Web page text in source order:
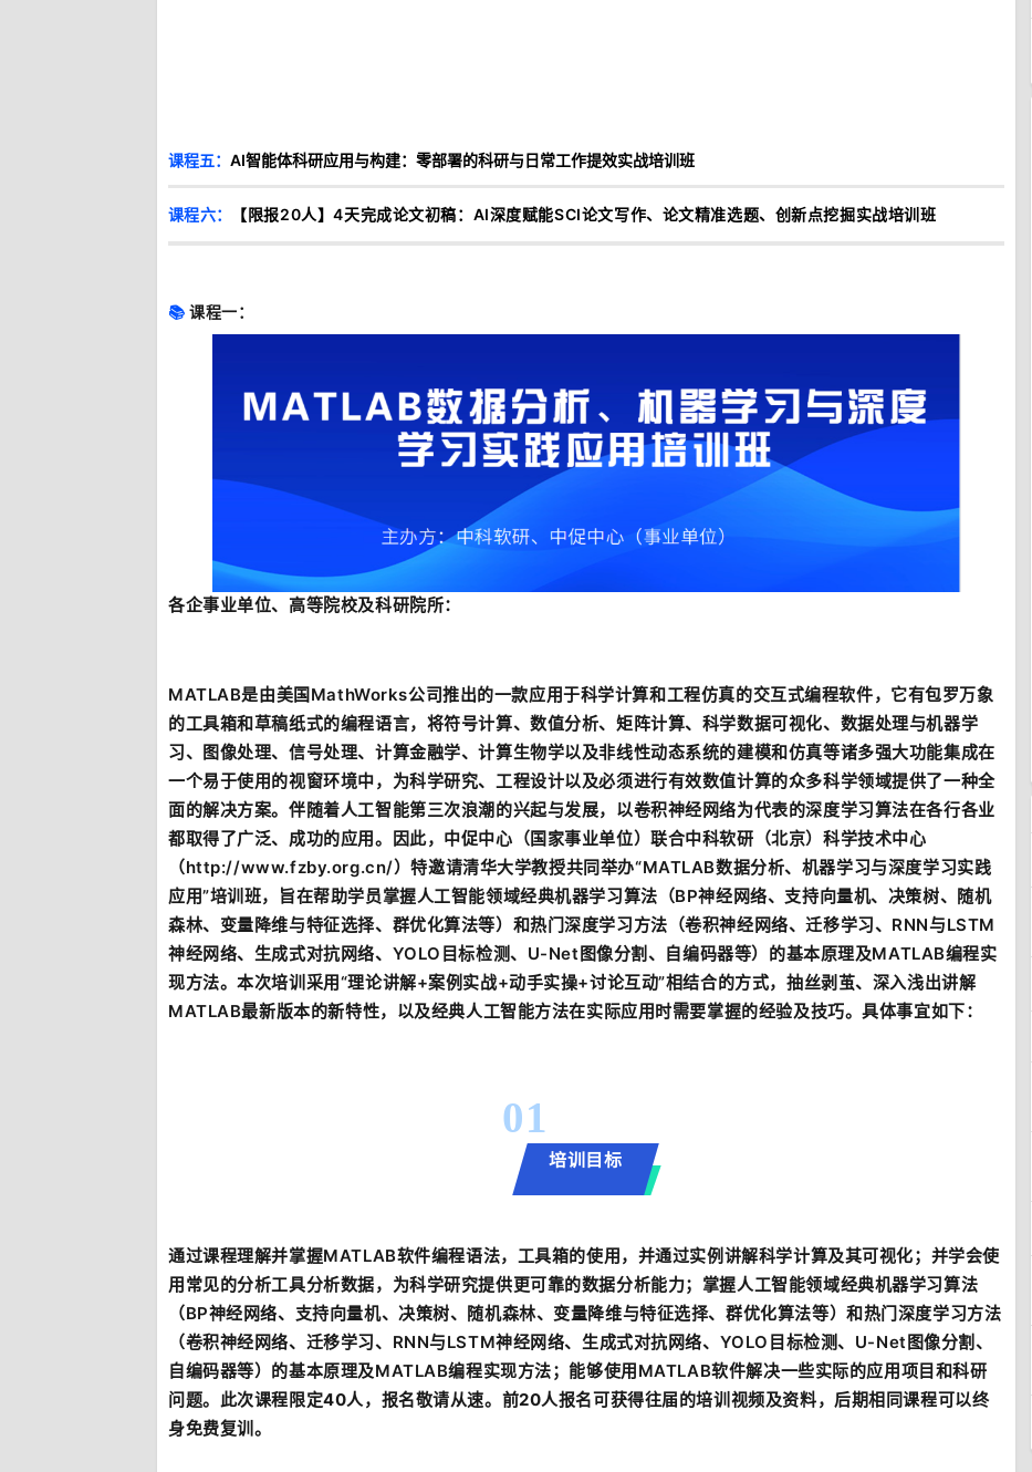
课程五： AI智能体科研应用与构建：零部署的科研与日常工作提效实战培训班
课程六： 【限报20人】4天完成论文初稿：AI深度赋能SCI论文写作、论文精准选题、创新点挖掘实战培训班
📚课程一：
各企事业单位、高等院校及科研院所：
MATLAB是由美国MathWorks公司推出的一款应用于科学计算和工程仿真的交互式编程软件，它有包罗万象
的工具箱和草稿纸式的编程语言，将符号计算、数值分析、矩阵计算、科学数据可视化、数据处理与机器学
习、图像处理、信号处理、计算金融学、计算生物学以及非线性动态系统的建模和仿真等诸多强大功能集成在
一个易于使用的视窗环境中，为科学研究、工程设计以及必须进行有效数值计算的众多科学领域提供了一种全
面的解决方案。伴随着人工智能第三次浪潮的兴起与发展，以卷积神经网络为代表的深度学习算法在各行各业
都取得了广泛、成功的应用。因此，中促中心（国家事业单位）联合中科软研（北京）科学技术中心
（http://www.fzby.org.cn/）特邀请清华大学教授共同举办“MATLAB数据分析、机器学习与深度学习实践
应用”培训班，旨在帮助学员掌握人工智能领域经典机器学习算法（BP神经网络、支持向量机、决策树、随机
森林、变量降维与特征选择、群优化算法等）和热门深度学习方法（卷积神经网络、迁移学习、RNN与LSTM
神经网络、生成式对抗网络、YOLO目标检测、U-Net图像分割、自编码器等）的基本原理及MATLAB编程实
现方法。本次培训采用“理论讲解+案例实战+动手实操+讨论互动”相结合的方式，抽丝剥茧、深入浅出讲解
MATLAB最新版本的新特性，以及经典人工智能方法在实际应用时需要掌握的经验及技巧。具体事宜如下：
01
培训目标
通过课程理解并掌握MATLAB软件编程语法，工具箱的使用，并通过实例讲解科学计算及其可视化；并学会使
用常见的分析工具分析数据，为科学研究提供更可靠的数据分析能力；掌握人工智能领域经典机器学习算法
（BP神经网络、支持向量机、决策树、随机森林、变量降维与特征选择、群优化算法等）和热门深度学习方法
（卷积神经网络、迁移学习、RNN与LSTM神经网络、生成式对抗网络、YOLO目标检测、U-Net图像分割、
自编码器等）的基本原理及MATLAB编程实现方法；能够使用MATLAB软件解决一些实际的应用项目和科研
问题。 此次课程限定40人，报名敬请从速。前20人报名可获得往届的培训视频及资料，后期相同课程可以终
身免费复训。